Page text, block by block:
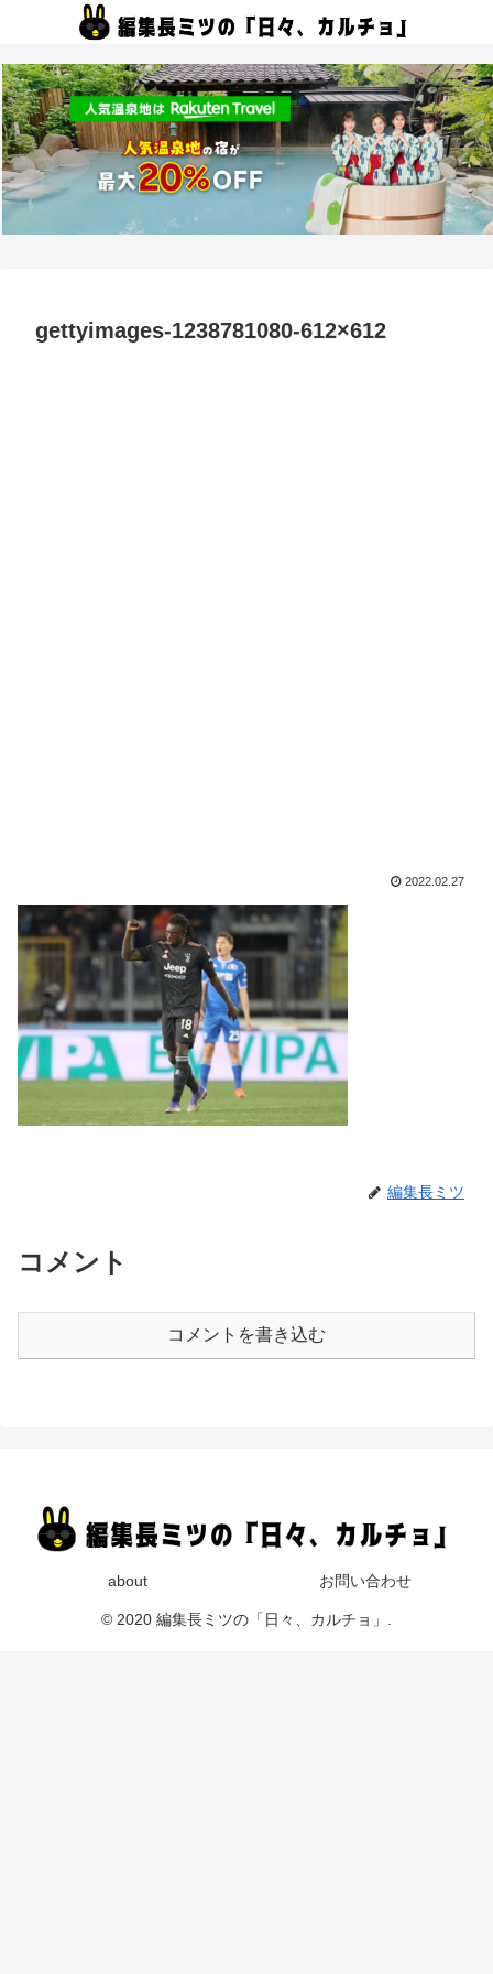
gettyimages-1238781080-612×612
2022.02.27
編集長ミツ
コメント
コメントを書き込む
about お問い合わせ
© 2020 編集長ミツの「日々、カルチョ」.